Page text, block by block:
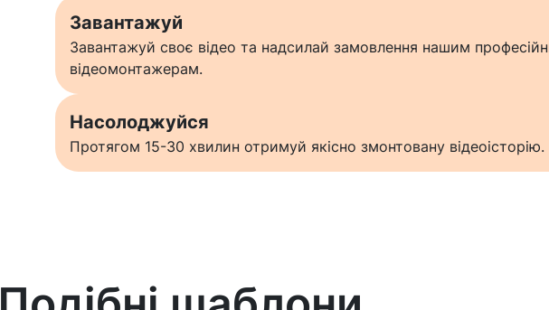
Завантажуй
Завантажуй своє відео та надсилай замовлення нашим
відеомонтажерам.
Насолоджуйся
Протягом 15-30 хвилин отримуй якісно змонтовану відеоісторію.